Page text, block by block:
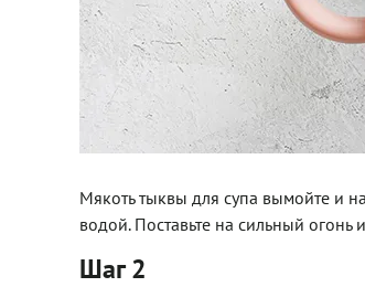
Мякоть тыквы для супа вымойте и
водой. Поставьте на сильный огонь
Шаг 2